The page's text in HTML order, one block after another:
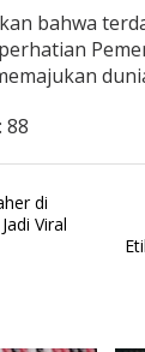
bahwa
88
di
Viral